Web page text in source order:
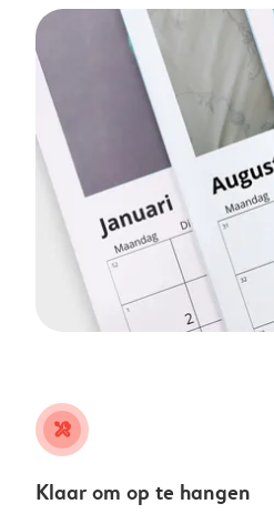
tools
Klaar om op te hangen